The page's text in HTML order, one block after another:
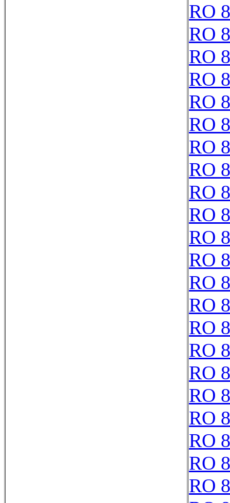
RO
RO
RO
RO
RO
RO
RO
RO
RO
RO
RO
RO
RO
RO
RO
RO
RO
RO
RO
RO
RO
RO